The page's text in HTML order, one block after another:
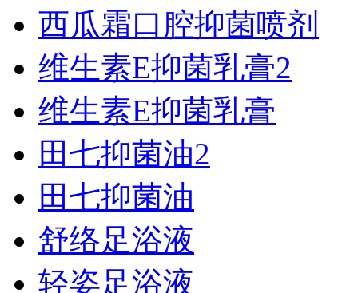
西瓜霜口腔抑菌喷剂
维生素E抑菌乳膏2
维生素E抑菌乳膏
田七抑菌油2
田七抑菌油
舒络足浴液
轻姿足浴液